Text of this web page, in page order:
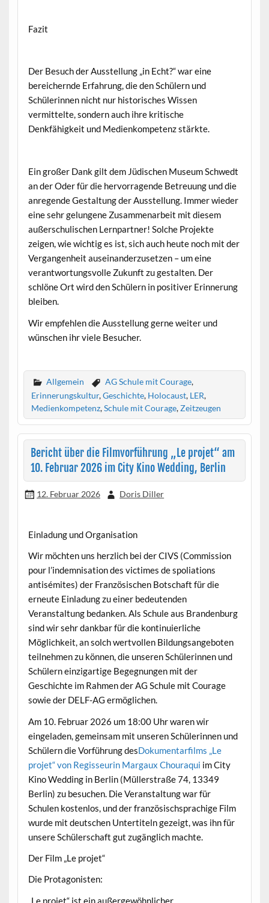
Fazit
Der Besuch der Ausstellung „in Echt?“ war eine
bereichernde Erfahrung, die den Schülern und
Schülerinnen nicht nur historisches Wissen
vermittelte, sondern auch ihre kritische
Denkfähigkeit und Medienkompetenz stärkte.
Ein großer Dank gilt dem Jüdischen Museum Schwedt
an der Oder für die hervorragende Betreuung und die
anregende Gestaltung der Ausstellung. Immer wieder
eine sehr gelungene Zusammenarbeit mit diesem
außerschulischen Lernpartner! Solche Projekte
zeigen, wie wichtig es ist, sich auch heute noch mit der
Vergangenheit auseinanderzusetzen – um eine
verantwortungsvolle Zukunft zu gestalten. Der
schlöne Ort wird den Schülern in positiver Erinnerung
bleiben.
Wir empfehlen die Ausstellung gerne weiter und
wünschen ihr viele Besucher.
Allgemein AG Schule mit Courage,
Erinnerungskultur,Geschichte, Holocaust, LER,
Medienkompetenz,Schule mit Courage,Zeitzeugen
Bericht über die Filmvorführung „Le projet“ am
10. Februar 2026 im City Kino Wedding, Berlin
12. Februar 2026 Doris Diller
Einladung und Organisation
Wir möchten uns herzlich bei der CIVS (Commission
pour l’indemnisation des victimes de spoliations
antisémites) der Französischen Botschaft für die
erneute Einladung zu einer bedeutenden
Veranstaltung bedanken. Als Schule aus Brandenburg
sind wir sehr dankbar für die kontinuierliche
Möglichkeit, an solch wertvollen Bildungsangeboten
teilnehmen zu können, die unseren Schülerinnen und
Schülern einzigartige Begegnungen mit der
Geschichte im Rahmen der AG Schule mit Courage
sowie der DELF-AG ermöglichen.
Am 10. Februar 2026 um 18:00 Uhr waren wir
eingeladen, gemeinsam mit unseren Schülerinnen und
Schülern die Vorführung desDokumentarfilms „Le
projet“ von Regisseurin Margaux Chouraqui im City
Kino Wedding in Berlin (Müllerstraße 74, 13349
Berlin) zu besuchen. Die Veranstaltung war für
Schulen kostenlos, und der französischsprachige Film
wurde mit deutschen Untertiteln gezeigt, was ihn für
unsere Schülerschaft gut zugänglich machte.
Der Film „Le projet“
Die Protagonisten:
„Le projet“ ist ein außergewöhnlicher